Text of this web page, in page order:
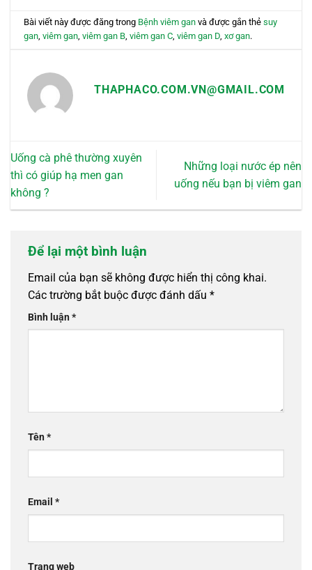
Bài viết này được đăng trong Bệnh viêm gan và được gắn thẻsuy
gan ,viêm gan ,viêm gan B ,viêm gan C ,viêm gan D ,xơ gan.
THAPHACO.COM.VN@GMAIL.COM
Uống cà phê thường xuyên
thì có giúp hạ men gan
không ?
Những loại nước ép nên
uống nếu bạn bị viêm gan
Để lại một bình luận
Email của bạn sẽ không được hiển thị công khai.
Các trường bắt buộc được đánh dấu *
Bình luận*
Tên*
Email *
Trang web